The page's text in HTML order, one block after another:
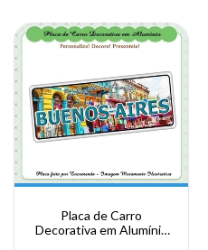
Placa de Carro
Decorativa em Alumínio